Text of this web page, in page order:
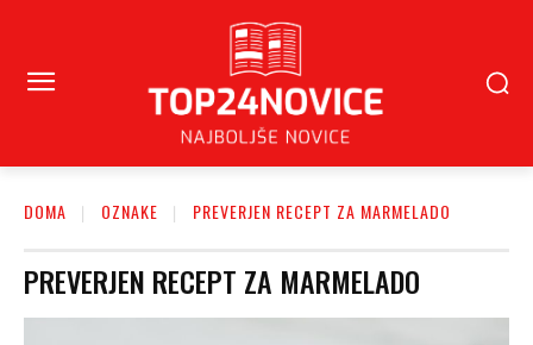
DOMA OZNAKE PREVERJEN RECEPT ZA MARMELADO
PREVERJEN RECEPT ZA MARMELADO